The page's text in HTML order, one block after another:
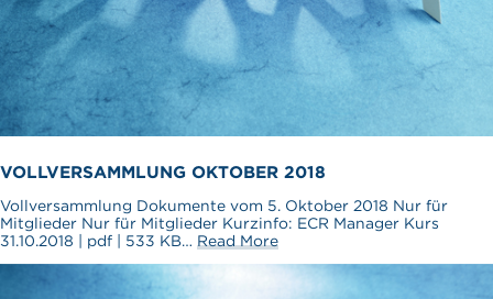
VOLLVERSAMMLUNG OKTOBER 2018
Vollversammlung Dokumente vom 5. Oktober 2018 Nur für
Mitglieder Nur für Mitglieder Kurzinfo: ECR Manager Kurs
31.10.2018 | pdf | 533 KB… Read More